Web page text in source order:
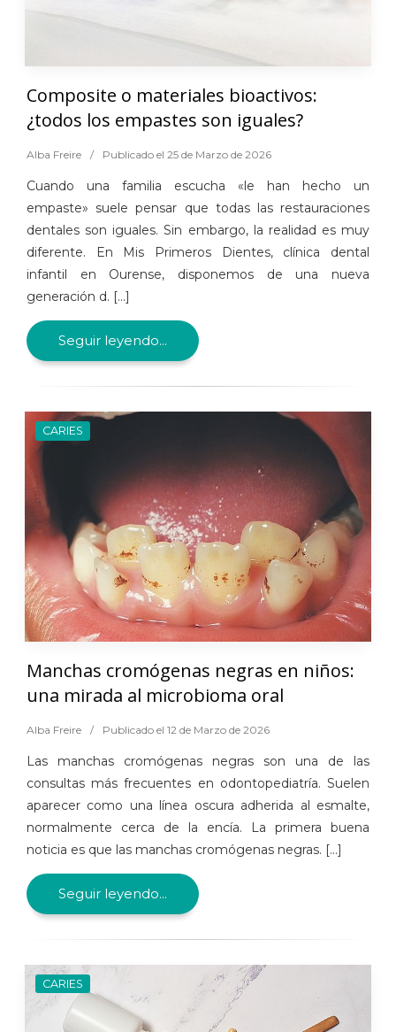
Composite o materiales bioactivos:
¿todos los empastes son iguales?
Alba Freire / Publicado el 25 de Marzo de 2026
Cuando una familia escucha «le han hecho un
empaste» suele pensar que todas las restauraciones
dentales son iguales. Sin embargo, la realidad es muy
diferente. En Mis Primeros Dientes, clínica dental
infantil en Ourense, disponemos de una nueva
generación d. [...]
Seguir leyendo...
CARIES
Manchas cromógenas negras en niños:
una mirada al microbioma oral
Alba Freire / Publicado el 12 de Marzo de 2026
Las manchas cromógenas negras son una de las
consultas más frecuentes en odontopediatría. Suelen
aparecer como una línea oscura adherida al esmalte,
normalmente cerca de la encía. La primera buena
noticia es que las manchas cromógenas negras. [...]
Seguir leyendo...
CARIES